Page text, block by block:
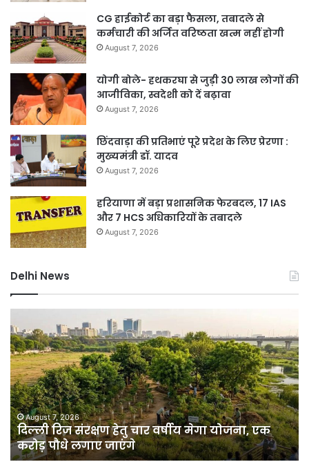
CG हाईकोर्ट का बड़ा फैसला, तबादले से
कर्मचारी की अर्जित वरिष्ठता खत्म नहीं होगी
August 7, 2026
योगी बोले- हथकरघा से जुड़ी 30 लाख लोगों की
आजीविका, स्वदेशी को दें बढ़ावा
August 7, 2026
छिंदवाड़ा की प्रतिभाएं पूरे प्रदेश के लिए प्रेरणा :
मुख्यमंत्री डॉ. यादव
August 7, 2026
हरियाणा में बड़ा प्रशासनिक फेरबदल, 17 IAS
और 7 HCS अधिकारियों के तबादले
August 7, 2026
Delhi News
रिज
संरक्षण
हेतु
चार
वर्षीय
मेगा
योजना,
एक
करोड़
August 7, 2026
दिल्ली रिज संरक्षण हेतु चार वर्षीय मेगा योजना, एक
करोड़ पौधे लगाए जाएंगे
पर
बड़े
का